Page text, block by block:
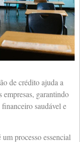
de crédito ajuda a
garantindo
saudável e
um processo essencial